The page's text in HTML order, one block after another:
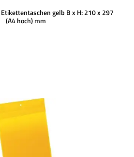
gelb B x H: 210 x 297
(A4 hoch) mm